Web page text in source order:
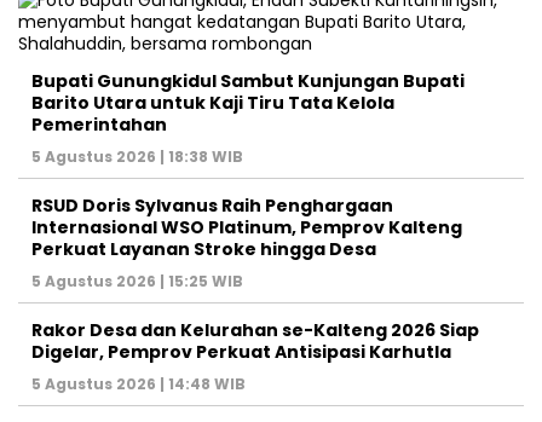
Bupati Gunungkidul Sambut Kunjungan Bupati
Barito Utara untuk Kaji Tiru Tata Kelola
Pemerintahan
5 Agustus 2026 | 18:38 WIB
RSUD Doris Sylvanus Raih Penghargaan
Internasional WSO Platinum, Pemprov Kalteng
Perkuat Layanan Stroke hingga Desa
5 Agustus 2026 | 15:25 WIB
Rakor Desa dan Kelurahan se-Kalteng 2026 Siap
Digelar, Pemprov Perkuat Antisipasi Karhutla
5 Agustus 2026 | 14:48 WIB